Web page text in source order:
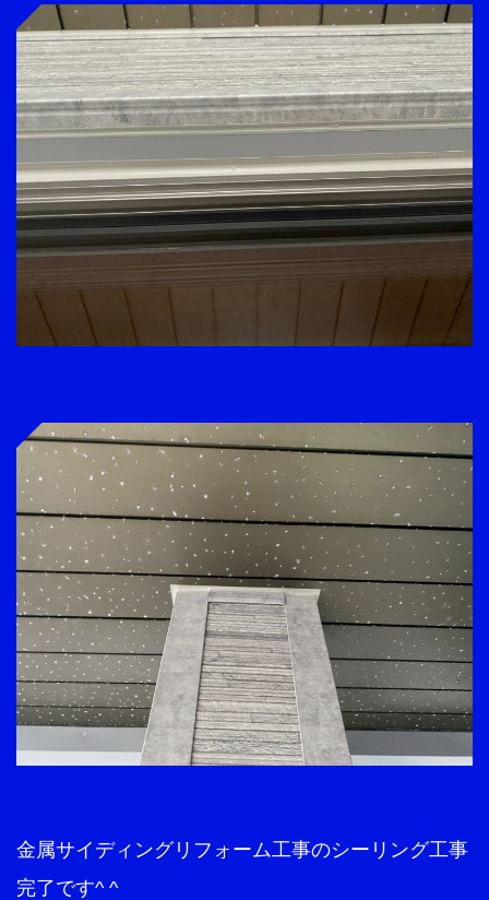
金属サイディングリフォーム工事のシーリング工事
完了です^ ^